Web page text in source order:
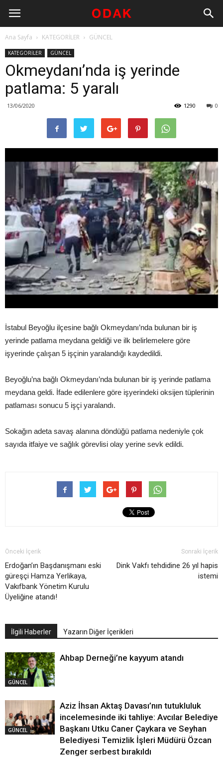
Ana Sayfa KATEGORİLER GÜNCEL
KATEGORİLER GÜNCEL
Okmeydanı’nda iş yerinde
patlama: 5 yaralı
13/06/2020 0
1290
İstabul Beyoğlu ilçesine bağlı Okmeydanı’nda bulunan bir iş
yerinde patlama meydana geldiği ve ilk belirlemelere göre
işyerinde çalışan 5 işçinin yaralandığı kaydedildi.
Beyoğlu’na bağlı Okmeydanı’nda bulunan bir iş yerinde patlama
meydana geldi. İfade edilenlere göre işyerindeki oksijen tüplerinin
patlaması sonucu 5 işçi yaralandı.
Sokağın adeta savaş alanına döndüğü patlama nedeniyle çok
sayıda itfaiye ve sağlık görevlisi olay yerine sevk edildi.
Önceki İçerik
Erdoğan’ın Başdanışmanı eski
güreşçi Hamza Yerlikaya,
Vakıfbank Yönetim Kurulu
Üyeliğine atandı!
Sonraki İçerik
Dink Vakfı tehdidine 26 yıl hapis
istemi
İlgili Haberler Yazarın Diğer İçerikleri
GÜNCEL
Ahbap Derneği’ne kayyum atandı
GÜNCEL
Aziz İhsan Aktaş Davası’nın tutukluluk
incelemesinde iki tahliye: Avcılar Belediye
Başkanı Utku Caner Çaykara ve Seyhan
Belediyesi Temizlik İşleri Müdürü Özcan
Zenger serbest bırakıldı